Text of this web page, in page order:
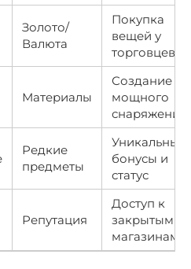
Золото/
Валюта
Покупка
вещей у
торговцев
Материалы
Создание
мощного
снаряжения
Редкие
предметы
Уникальные
бонусы и
статус
Репутация
Доступ к
закрытым
магазинам